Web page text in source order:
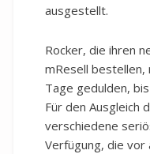
ausgestellt.
Rocker, die ihren
mResell bestellen,
Tage gedulden,
Für den Ausgleich
verschiedene
Verfügung, die vor